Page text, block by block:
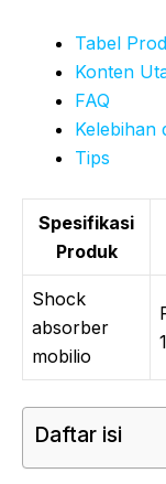
Tabel
Konten
FAQ
Kelebihan
Tips
Spesifikasi
Produk
Shock
absorber
mobilio
Daftar isi